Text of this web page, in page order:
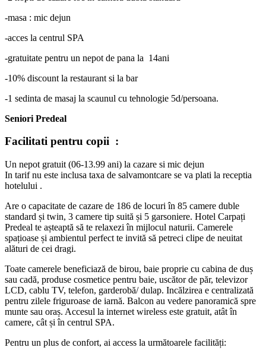
-masa : mic dejun
-acces la centrul SPA
-gratuitate pentru un nepot de pana la 14ani
-10% discount la restaurant si la bar
-1 sedinta de masaj la scaunul cu tehnologie 5d/persoana.
Seniori Predeal
Facilitati pentru copii :
Un nepot gratuit (06-13.99 ani) la cazare si mic dejun
In tarif nu este inclusa taxa de salvamontcare se va plati la receptia
hotelului .
Are o capacitate de cazare de 186 de locuri în 85 camere duble
standard și twin, 3 camere tip suită și 5 garsoniere. Hotel Carpați
Predeal te așteaptă să te relaxezi în mijlocul naturii. Camerele
spațioase și ambientul perfect te invită să petreci clipe de neuitat
alături de cei dragi.
Toate camerele beneficiază de birou, baie proprie cu cabina de duș
sau cadă, produse cosmetice pentru baie, uscător de păr, televizor
LCD, cablu TV, telefon, garderobă/ dulap. Incălzirea e centralizată
pentru zilele friguroase de iarnă. Balcon au vedere panoramică spre
munte sau oraș. Accesul la internet wireless este gratuit, atât în
camere, cât și în centrul SPA.
Pentru un plus de confort, ai access la următoarele facilități: